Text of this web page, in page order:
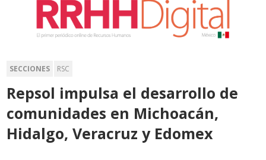
SECCIONES RSC
Repsol impulsa el desarrollo de
comunidades en Michoacán,
Hidalgo, Veracruz y Edomex